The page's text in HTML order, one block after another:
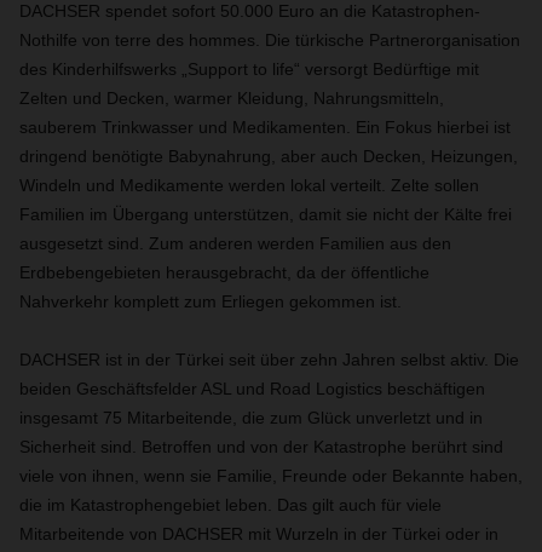
DACHSER spendet sofort 50.000 Euro an die Katastrophen-
Nothilfe von terre des hommes. Die türkische Partnerorganisation
des Kinderhilfswerks „Support to life“ versorgt Bedürftige mit
Zelten und Decken, warmer Kleidung, Nahrungsmitteln,
sauberem Trinkwasser und Medikamenten. Ein Fokus hierbei ist
dringend benötigte Babynahrung, aber auch Decken, Heizungen,
Windeln und Medikamente werden lokal verteilt. Zelte sollen
Familien im Übergang unterstützen, damit sie nicht der Kälte frei
ausgesetzt sind. Zum anderen werden Familien aus den
Erdbebengebieten herausgebracht, da der öffentliche
Nahverkehr komplett zum Erliegen gekommen ist.
DACHSER ist in der Türkei seit über zehn Jahren selbst aktiv. Die
beiden Geschäftsfelder ASL und Road Logistics beschäftigen
insgesamt 75 Mitarbeitende, die zum Glück unverletzt und in
Sicherheit sind. Betroffen und von der Katastrophe berührt sind
viele von ihnen, wenn sie Familie, Freunde oder Bekannte haben,
die im Katastrophengebiet leben. Das gilt auch für viele
Mitarbeitende von DACHSER mit Wurzeln in der Türkei oder in